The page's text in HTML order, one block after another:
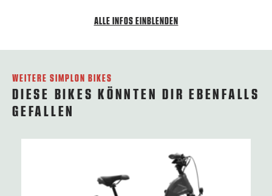
ALLE INFOS EINBLENDEN
WEITERE SIMPLON BIKES
DIESE BIKES KÖNNTEN DIR EBENFALLS
GEFALLEN